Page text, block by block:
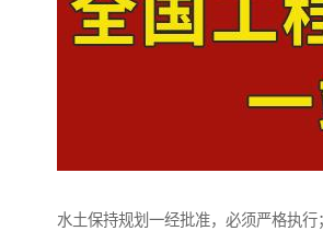
水土保持规划一经批准，必须严格执行